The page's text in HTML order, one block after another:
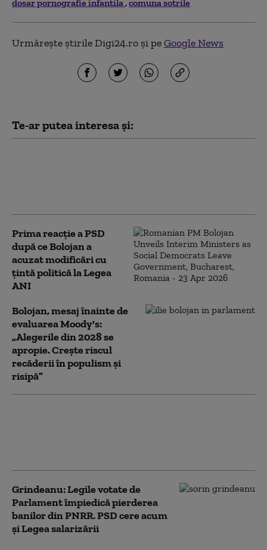
dosar pornografie infantila comuna sotrile
Urmărește știrile Digi24.ro și peGoogle News
Te-ar putea interesa și:
Prima reacție a PSD
după ce Bolojan a
acuzat modificări cu
țintă politică la Legea
ANI
Bolojan, mesaj înainte de
evaluarea Moody's:
„Alegerile din 2028 se
apropie. Crește riscul
recăderii în populism și
risipă”
Grindeanu: Legile votate de
Parlament împiedică pierderea
banilor din PNRR. PSD cere acum
și Legea salarizării